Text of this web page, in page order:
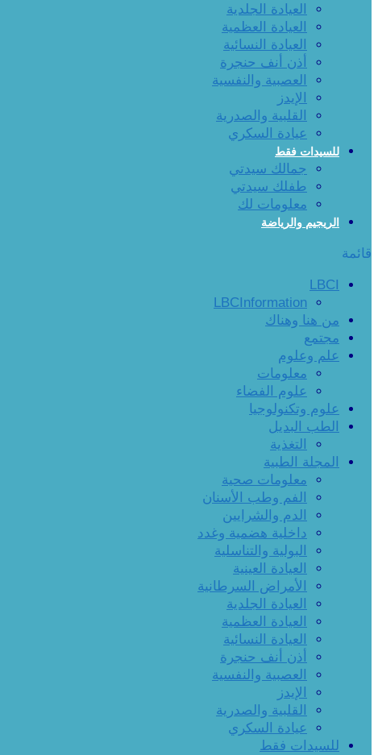
العيادة الجلدية
العيادة العظمية
العيادة النسائية
أذن أنف حنجرة
العصبية والنفسية
الإيدز
القلبية والصدرية
عيادة السكري
للسيدات فقط
جمالك سيدتي
طفلك سيدتي
معلومات لك
الريجيم والرياضة
قائمة
LBCI
LBCInformation
من هنا وهناك
مجتمع
علم وعلوم
معلومات
علوم الفضاء
علوم وتكنولوجيا
الطب البديل
التغذية
المجلة الطبية
معلومات صحية
الفم وطب الأسنان
الدم والشرايين
داخلية هضمية وغدد
البولية والتناسلية
العيادة العينية
الأمراض السرطانية
العيادة الجلدية
العيادة العظمية
العيادة النسائية
أذن أنف حنجرة
العصبية والنفسية
الإيدز
القلبية والصدرية
عيادة السكري
للسيدات فقط